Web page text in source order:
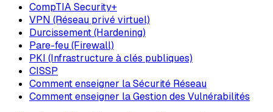
CompTIA Security+
VPN (Réseau privé virtuel)
Durcissement (Hardening)
Pare-feu (Firewall)
PKI (Infrastructure à clés publiques)
CISSP
Comment enseigner la Sécurité Réseau
Comment enseigner la Gestion des Vulnérabilités